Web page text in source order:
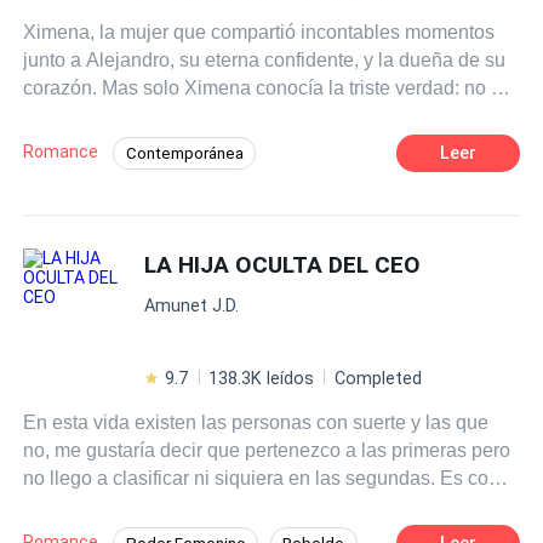
Ximena, la mujer que compartió incontables momentos
junto a Alejandro, su eterna confidente, y la dueña de su
corazón. Mas solo Ximena conocía la triste verdad: no era
este hombre. Esperando la musa que los dioses habían
destinado para el en sus sueños, el día en que esto
llevando hijo en sus entrañas, concebido producto de ese
amor elige alejarse y perseguir su propia estrella. Mas lo
que el desagradecido nunca se imaginó, fue que el
precisamente esa personita al que él mismo desecho y
humillo por ir en busca de quien no era...
Romance Contemporánea Leer
LA HIJA OCULTA DEL CEO
Amunet J.D.
9.7 138.3K leídos Completed
En esta vida existen las personas con suerte y las que
no, me gustaría decir que pertenezco a las primeras pero
no llego a clasificar ni siquiera en las segundas. Es como
PARTICIPANDO” o “SUERTE PARA LA PROXIMA" —Ya